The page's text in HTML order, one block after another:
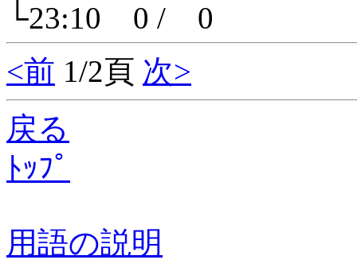
└23:10 0 / 0
<前 1/2頁 次>
戻る
ﾄｯﾌﾟ
用語の説明